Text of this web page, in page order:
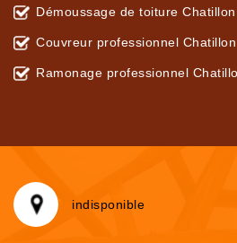
Démoussage de toiture
Couvreur professionnel
Ramonage professionnel
indisponible